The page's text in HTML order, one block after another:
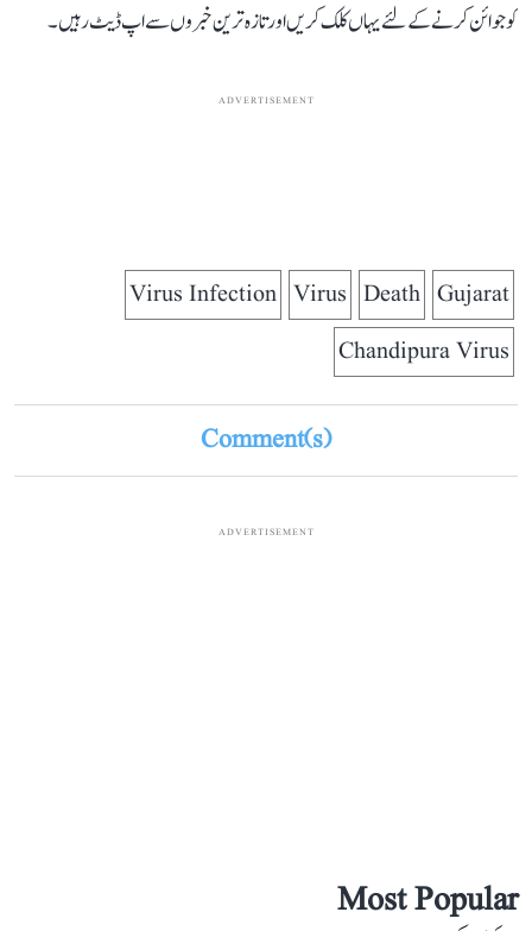
کو جوائن کرنے کے لئے یہاں کلک کریں اور تازہ ترین خبروں سے اپ ڈیٹ رہیں۔
ADVERTISEMENT
Gujarat
Death
Virus
Virus Infection
Chandipura Virus
Comment(s)
ADVERTISEMENT
Most Popular